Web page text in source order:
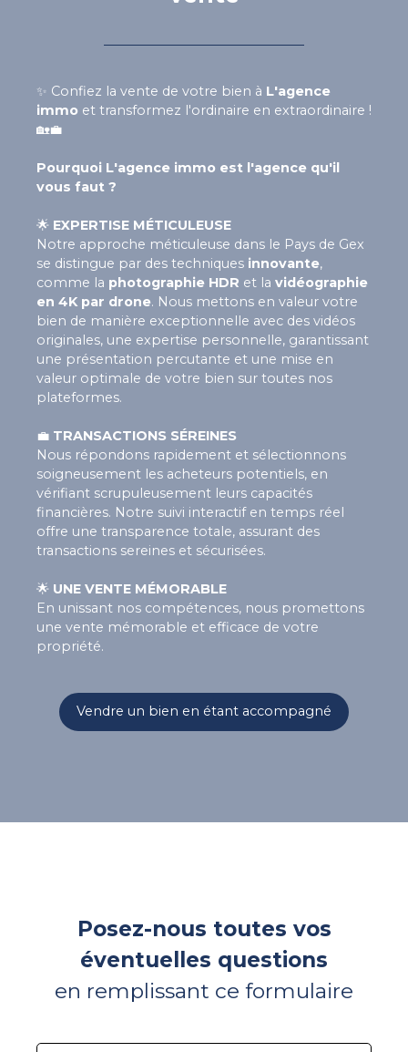
✨ Confiez la vente de votre bien à L'agence
immo et transformez l'ordinaire en extraordinaire !
🏡💼
Pourquoi L'agence immo est l'agence qu'il
vous faut ?
🌟 EXPERTISE MÉTICULEUSE
Notre approche méticuleuse dans le Pays de Gex
se distingue par des techniques innovante,
comme la photographie HDR et la vidéographie
en 4K par drone. Nous mettons en valeur votre
bien de manière exceptionnelle avec des vidéos
originales, une expertise personnelle, garantissant
une présentation percutante et une mise en
valeur optimale de votre bien sur toutes nos
plateformes.
💼 TRANSACTIONS SÉREINES
Nous répondons rapidement et sélectionnons
soigneusement les acheteurs potentiels, en
vérifiant scrupuleusement leurs capacités
financières. Notre suivi interactif en temps réel
offre une transparence totale, assurant des
transactions sereines et sécurisées.
🌟 UNE VENTE MÉMORABLE
En unissant nos compétences, nous promettons
une vente mémorable et efficace de votre
propriété.
Vendre un bien en étant accompagné
Posez-nous toutes vos
éventuelles questions
en remplissant ce formulaire